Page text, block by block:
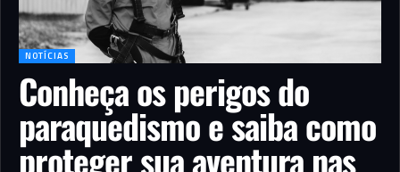
NOTÍCIAS
Conheça os perigos do
paraquedismo e saiba como
proteger sua aventura nas